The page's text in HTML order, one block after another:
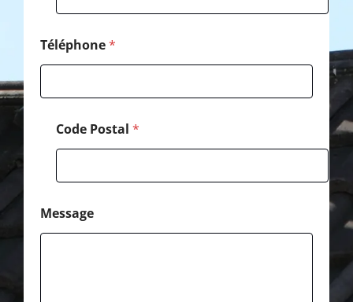
e
Téléphone*
Code Postal *
Message